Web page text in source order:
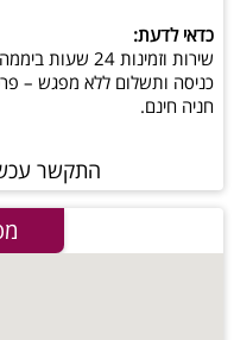
כדאי לדעת:
שירות וזמינות 24 שעות ביממה.
כניסה ותשלום ללא מפגש –
חניה חינם.
התקשר